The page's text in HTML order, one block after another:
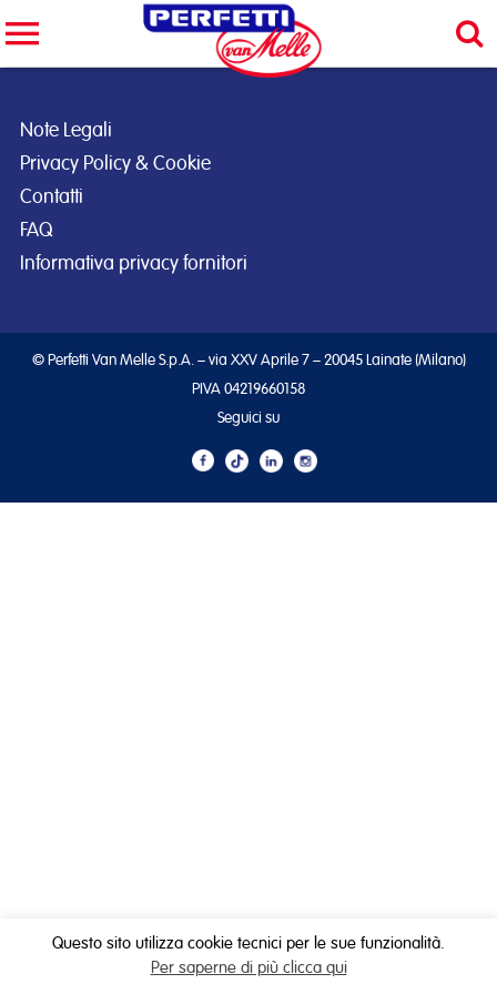
Note Legali
Privacy Policy & Cookie
Contatti
FAQ
Informativa privacy fornitori
© Perfetti Van Melle S.p.A. – via XXV Aprile 7 – 20045 Lainate (Milano)
PIVA 04219660158
Seguici su
Questo sito utilizza cookie tecnici per le sue funzionalità.
Per saperne di più clicca qui